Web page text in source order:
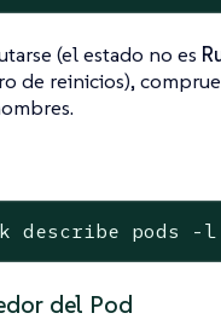
(el estado no es
de reinicios),
describe pods -l
del Pod